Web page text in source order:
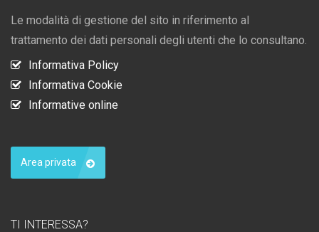
Le modalità di gestione del sito in riferimento al
trattamento dei dati personali degli utenti che lo consultano.
Informativa Policy
Informativa Cookie
Informative online
Area privata
TI INTERESSA?